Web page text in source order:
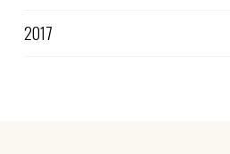
2017